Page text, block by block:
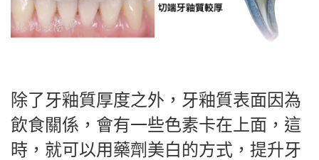
除了牙釉質厚度之外，牙釉質表面因為
飲食關係，會有一些色素卡在上面，這
時，就可以用藥劑美白的方式，提升牙